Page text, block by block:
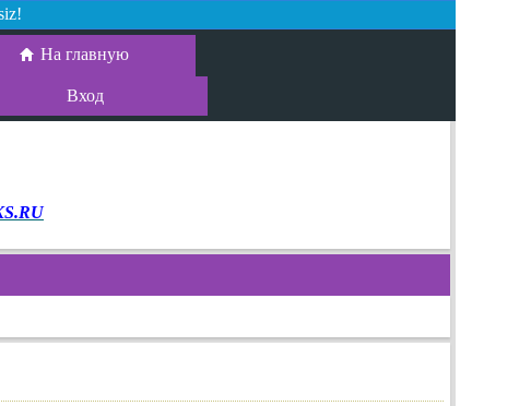
На главную
Вход